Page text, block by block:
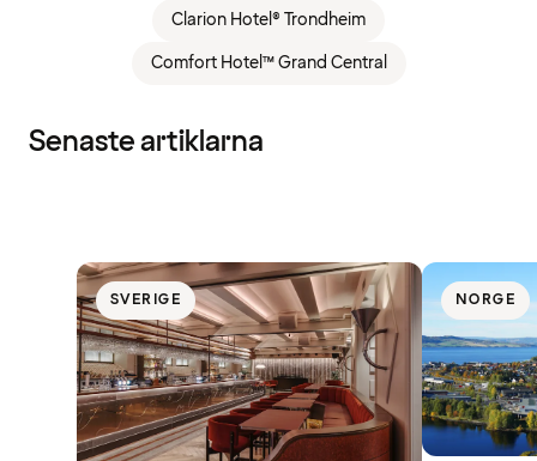
Clarion Hotel® Trondheim
Comfort Hotel™ Grand Central
Senaste artiklarna
SVERIGE NORGE